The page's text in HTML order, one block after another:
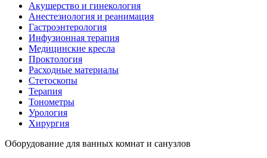
Акушерство и гинекология
Анестезиология и реанимация
Гастроэнтерология
Инфузионная терапия
Медицинские кресла
Проктология
Расходные материалы
Стетоскопы
Терапия
Тонометры
Урология
Хирургия
Оборудование для ванных комнат и санузлов